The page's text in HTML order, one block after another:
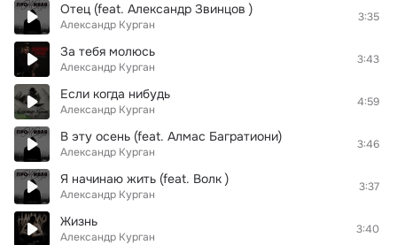
Отец (feat. Александр Звинцов )
Александр Курган
3:35
За тебя молюсь
Александр Курган
3:43
Если когда нибудь
Александр Курган
4:59
В эту осень (feat. Алмас Багратиони)
Александр Курган
3:46
Я начинаю жить (feat. Волк )
Александр Курган
3:37
Жизнь
Александр Курган
3:40